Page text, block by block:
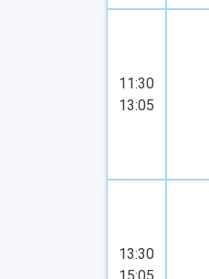
11:30
13:05
13:30
15:05